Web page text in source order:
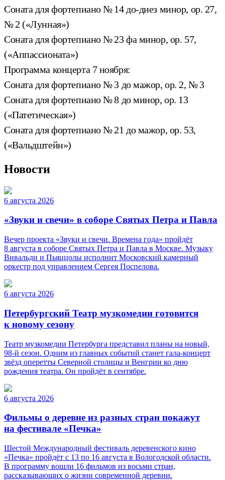
Соната для фортепиано № 14 до-диез минор, op. 27,
№ 2 («Лунная»)
Соната для фортепиано № 23 фа минор, op. 57,
(«Аппассионата»)
Программа концерта 7 ноября:
Соната для фортепиано № 3 до мажор, op. 2, № 3
Соната для фортепиано № 8 до минор, op. 13
(«Патетическая»)
Соната для фортепиано № 21 до мажор, op. 53,
(«Вальдштейн»)
Новости
6 августа 2026
«Звуки и свечи» в соборе Святых Петра и Павла
Вечер проекта «Звуки и свечи. Времена года» пройдёт
8 августа в соборе Святых Петра и Павла в Москве. Музыку
Вивальди и Пьяццолы исполнит Московский камерный
оркестр под управлением Сергея Поспелова.
6 августа 2026
Петербургский Театр музкомедии готовится
к новому сезону
Театр музкомедии Петербурга представил планы на новый,
98-й сезон. Одним из главных событий станет гала-концерт
звёзд оперетты Северной столицы и Венгрии ко дню
рождения театра. Он пройдёт в сентябре.
6 августа 2026
Фильмы о деревне из разных стран покажут
на фестивале «Печка»
Шестой Международный фестиваль деревенского кино
«Печка» пройдёт с 13 по 16 августа в Вологодской области.
В программу вошли 16 фильмов из восьми стран,
рассказывающих о жизни современной деревни.